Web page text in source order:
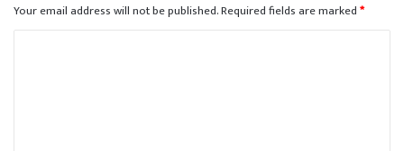
Your email address will not be published.Required fields are marked*